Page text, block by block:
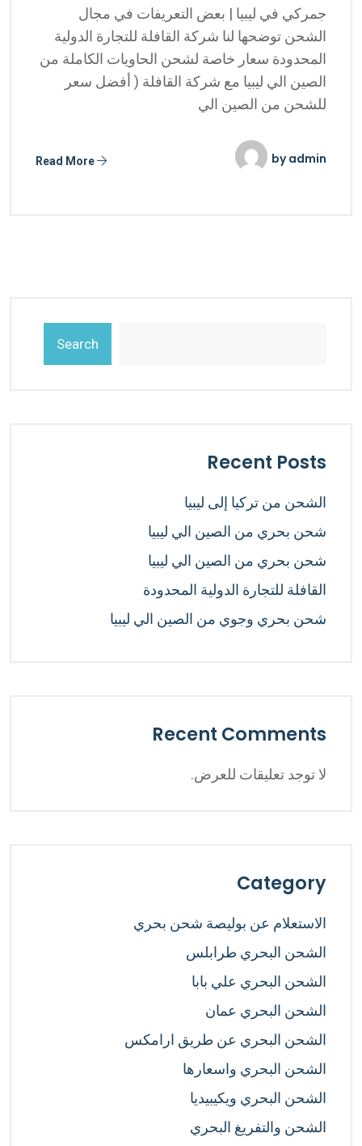
جمركي في ليبيا | بعض التعريفات في مجال
الشحن توضحها لنا شركة القافلة للتجارة الدولية
المحدودة سعار خاصة لشحن الحاويات الكاملة من
الصين الي ليبيا مع شركة القافلة ( أفضل سعر
للشحن من الصين الي
byadmin
Search
Recent Posts
الشحن من تركيا إلى ليبيا
شحن بحري من الصين الي ليبيا
شحن بحري من الصين الي ليبيا
القافلة للتجارة الدولية المحدودة
شحن بحري وجوي من الصين الي ليبيا
Recent Comments
لا توجد تعليقات للعرض.
Category
الاستعلام عن بوليصة شحن بحري
الشحن البحري طرابلس
الشحن البحري علي بابا
الشحن البحري عمان
الشحن البحري عن طريق ارامكس
الشحن البحري واسعارها
الشحن البحري ويكيبيديا
الشحن والتفريغ البحري